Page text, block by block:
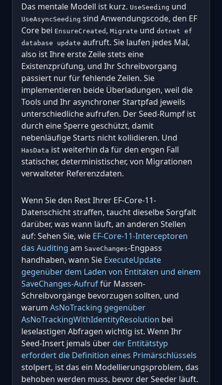
Das mentale Modell ist kurz. UseSeeding und
UseAsyncSeeding sind Anwendungscode, den EF
Core bei EnsureCreated , Migrate und dotnet ef
database update aufruft. Sie laufen jedes Mal,
also ist Ihre erste Zeile stets eine
Existenzprüfung, und Ihr Schreibvorgang
passiert nur für fehlende Zeilen. Sie
implementieren beide Überladungen, weil die
Tools und Ihr asynchroner Startpfad jeweils
unterschiedliche aufrufen. Der Seed-Rumpf ist
durch eine Sperre geschützt, damit
nebenläufige Starts nicht kollidieren. Und
HasData ist weiterhin da für den engen Fall
statischer, deterministischer, von Migrationen
verwalteter Referenzdaten.
Wenn Sie den Rest Ihrer EF-Core-11-
Datenschicht straffen, taucht dieselbe Sorgfalt
darüber, was wann läuft, an anderen Stellen
auf: Sehen Sie, wie EF-Core-11-Interceptoren
das Auditing am SaveChanges-Engpass
handhaben, wann Sie ExecuteUpdate
gegenüber dem Laden von Entitäten und einem
SaveChanges-Aufruffür Massen-
Schreibvorgänge bevorzugen sollten, und
warum AsNoTracking gegenüber
AsNoTrackingWithIdentityResolution bei
leselastigen Abfragen wichtig ist. Wenn Ihr
Seed-Insert jemals über der Entitätstyp
erfordert die Definition eines Primärschlüssels
stolpert, ist das ein Modellierungsproblem, das
behoben werden muss, bevor der Seeder läuft.